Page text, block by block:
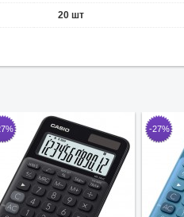
20 шт
-27%